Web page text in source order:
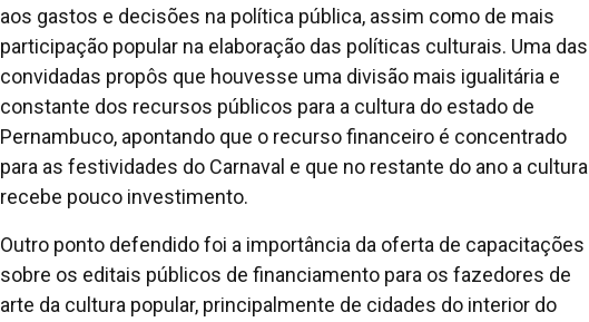
aos gastos e decisões na política pública, assim como de mais
participação popular na elaboração das políticas culturais. Uma das
convidadas propôs que houvesse uma divisão mais igualitária e
constante dos recursos públicos para a cultura do estado de
Pernambuco, apontando que o recurso financeiro é concentrado
para as festividades do Carnaval e que no restante do ano a cultura
recebe pouco investimento.
Outro ponto defendido foi a importância da oferta de capacitações
sobre os editais públicos de financiamento para os fazedores de
arte da cultura popular, principalmente de cidades do interior do